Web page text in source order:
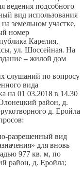
ведения подсобного
вид использования
земельном участке,
номер
Карелия,
ул. Шоссейная. На
– жилой дом
слушаний по вопросу
вида
на 01 03.2018 в 14.30
район, д.
д. Еройла
разрешенный вид
для вновь
977 кв. м, по
район, д. Еройла;